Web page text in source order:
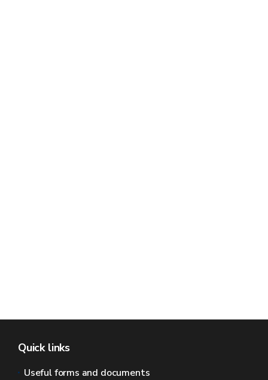
Quick links
Useful forms and documents